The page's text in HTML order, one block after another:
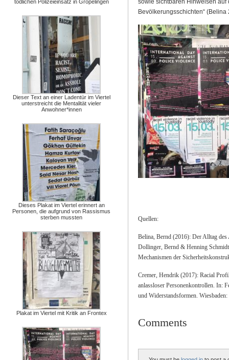
tödlichen Polizeieinsatz in Gröpelingen
Dieser Text an einer Ladentür im Viertel
unterstreicht die Mentalität vieler
Anwohner*innen
Dieses Plakat im Viertel erinnert an
Personen, die aufgrund von Rassismus
sterben mussten
Plakat im Viertel mit Kritik an Frontex
sowie sichtbaren Hinweisen
Bevölkerungsschichten“
Quellen:
Belina, Bernd (2016): Der Alltag
Dollinger, Bernd & Henning
Mechanismen der
Cremer, Hendrik (2017): Racial
anlassloser Personenkontrollen. In:
und Widerstandsformen.
Comments